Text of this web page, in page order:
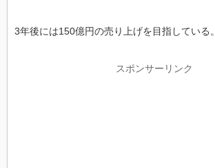
3年後には150億円の売り上げを目指している。
スポンサーリンク